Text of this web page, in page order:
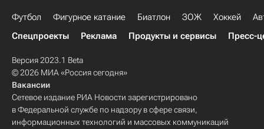
Футбол Фигурное катание Биатлон ЗОЖ Хоккей
Спецпроекты
Реклама Продукты и сервисы Пресс-
Версия 2023.1 Beta
© 2026 МИА «Россия сегодня»
Вакансии
Сетевое издание РИА Новости зарегистрировано
в Федеральной службе по надзору в сфере связи,
информационных технологий и массовых коммуникаций